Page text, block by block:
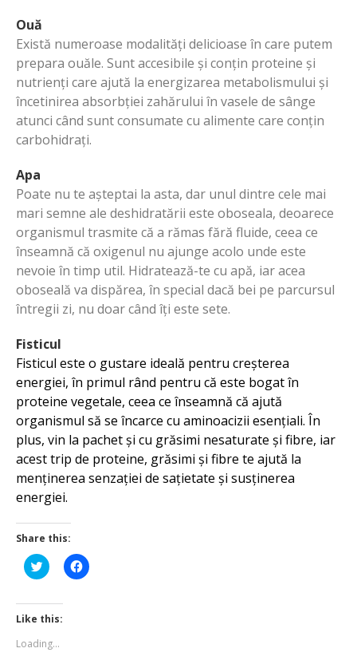
Ouă
Există numeroase modalități delicioase în care putem
prepara ouăle. Sunt accesibile și conțin proteine și
nutrienți care ajută la energizarea metabolismului și
încetinirea absorbției zahărului în vasele de sânge
atunci când sunt consumate cu alimente care conțin
carbohidrați.
Apa
Poate nu te așteptai la asta, dar unul dintre cele mai
mari semne ale deshidratării este oboseala, deoarece
organismul trasmite că a rămas fără fluide, ceea ce
înseamnă că oxigenul nu ajunge acolo unde este
nevoie în timp util. Hidratează-te cu apă, iar acea
oboseală va dispărea, în special dacă bei pe parcursul
întregii zi, nu doar când îți este sete.
Fisticul
Fisticul este o gustare ideală pentru creșterea
energiei, în primul rând pentru că este bogat în
proteine vegetale, ceea ce înseamnă că ajută
organismul să se încarce cu aminoacizii esențiali. În
plus, vin la pachet și cu grăsimi nesaturate și fibre, iar
acest trip de proteine, grăsimi și fibre te ajută la
menținerea senzației de sațietate și susținerea
energiei.
Share this:
Click
to
Twitter
(Opens
in
window)
Click
to
Like this:
Loading...